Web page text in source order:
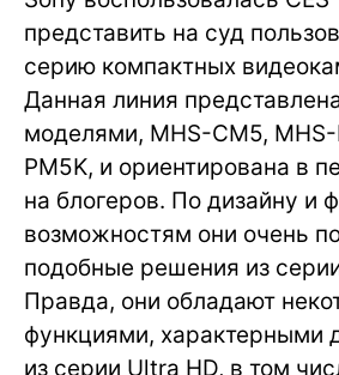
представить на суд
серию компактных
Данная линия
моделями, MHS-CM5,
PM5K, и ориентирована в
на блогеров. По дизайну и
возможностям они очень
подобные решения из
Правда, они обладают
функциями, характерными
из серии Ultra HD, в том